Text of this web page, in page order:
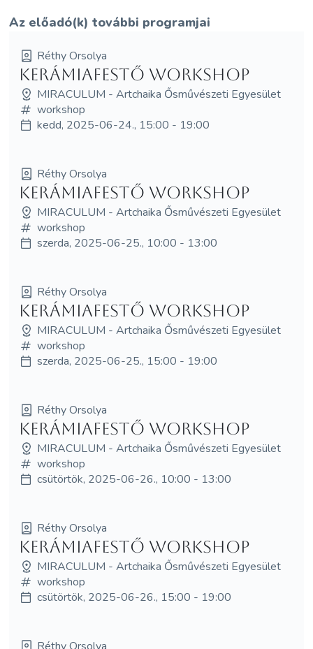
Az előadó(k) további programjai
Réthy Orsolya
Kerámiafestő workshop
MIRACULUM - Artchaika Ősművészeti Egyesület
workshop
kedd, 2025-06-24., 15:00 - 19:00
Réthy Orsolya
Kerámiafestő workshop
MIRACULUM - Artchaika Ősművészeti Egyesület
workshop
szerda, 2025-06-25., 10:00 - 13:00
Réthy Orsolya
Kerámiafestő workshop
MIRACULUM - Artchaika Ősművészeti Egyesület
workshop
szerda, 2025-06-25., 15:00 - 19:00
Réthy Orsolya
Kerámiafestő workshop
MIRACULUM - Artchaika Ősművészeti Egyesület
workshop
csütörtök, 2025-06-26., 10:00 - 13:00
Réthy Orsolya
Kerámiafestő workshop
MIRACULUM - Artchaika Ősművészeti Egyesület
workshop
csütörtök, 2025-06-26., 15:00 - 19:00